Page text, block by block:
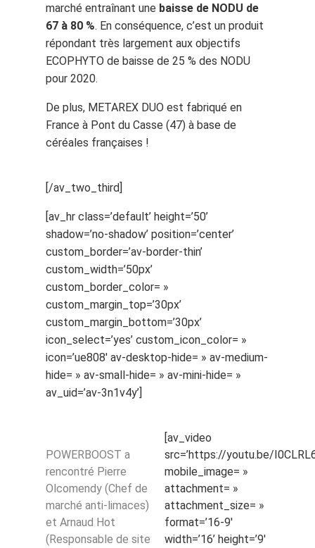
marché entraînant une baisse de NODU de
67 à 80 %. En conséquence, c’est un produit
répondant très largement aux objectifs
ECOPHYTO de baisse de 25 % des NODU
pour 2020.
De plus, METAREX DUO est fabriqué en
France à Pont du Casse (47) à base de
céréales françaises !
[/av_two_third]
[av_hr class=’default’ height=’50’
shadow=’no-shadow’ position=’center’
custom_border=’av-border-thin’
custom_width=’50px’
custom_border_color= »
custom_margin_top=’30px’
custom_margin_bottom=’30px’
icon_select=’yes’ custom_icon_color= »
icon=’ue808′ av-desktop-hide= » av-medium-
hide= » av-small-hide= » av-mini-hide= »
av_uid=’av-3n1v4y’]
POWERBOOST a
rencontré Pierre
Olcomendy (Chef de
marché anti-limaces)
et Arnaud Hot
(Responsable de site
[av_video
src=’https://youtu.be/
mobile_image= »
attachment= »
attachment_size= »
format=’16-9′
width=’16’ height=’9′